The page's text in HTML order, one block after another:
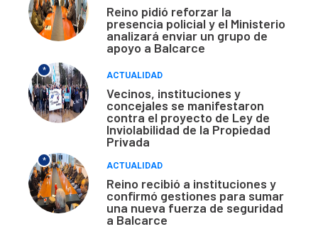
Reino pidió reforzar la
presencia policial y el Ministerio
analizará enviar un grupo de
apoyo a Balcarce
*
ACTUALIDAD
Vecinos, instituciones y
concejales se manifestaron
contra el proyecto de Ley de
Inviolabilidad de la Propiedad
Privada
*
ACTUALIDAD
Reino recibió a instituciones y
confirmó gestiones para sumar
una nueva fuerza de seguridad
a Balcarce